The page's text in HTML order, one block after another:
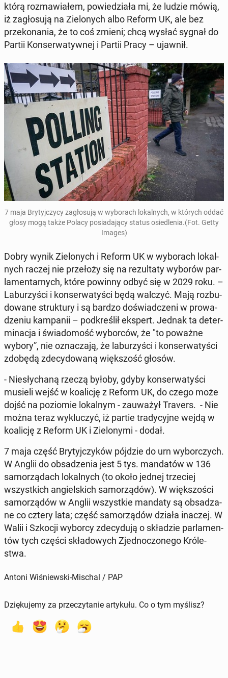
którą roz­ma­wia­łem, po­wie­dzia­ła mi, że ludzie mówią,
iż za­gło­su­ją na Zie­lo­nych albo Reform UK, ale bez
prze­ko­na­nia, że to coś zmieni; chcą wysłać sygnał do
Partii Kon­ser­wa­tyw­nej i Partii Pracy – ujawnił.
7 maja Bry­tyj­czy­cy za­gło­su­ją w wy­bo­rach lo­kal­nych, w których oddać
głosy mogą także Polacy po­sia­da­ją­cy status osie­dle­nia.(Fot. Getty
Images)
Dobry wynik Zie­lo­nych i Reform UK w wy­bo­rach lo­kal­
nych raczej nie prze­ło­ży się na re­zul­ta­ty wyborów par­
la­men­tar­nych, które powinny odbyć się w 2029 roku. –
La­bu­rzy­ści i kon­ser­wa­ty­ści będą walczyć. Mają roz­bu­
do­wa­ne struk­tu­ry i są bardzo do­świad­cze­ni w pro­wa­
dze­niu kam­pa­nii – pod­kre­ślił ekspert. Jednak ta de­ter­
mi­na­cja i świa­do­mość wy­bor­ców, że "to poważne
wybory”, nie ozna­cza­ją, że la­bu­rzy­ści i kon­ser­wa­ty­ści
zdobędą zde­cy­do­wa­ną więk­szość głosów.
- Nie­sły­cha­ną rzeczą byłoby, gdyby kon­ser­wa­ty­ści
musieli wejść w ko­ali­cję z Reform UK, do czego może
dojść na po­zio­mie lo­kal­nym - za­uwa­żył Travers. - Nie
można teraz wy­klu­czyć, iż partie tra­dy­cyj­ne wejdą w
ko­ali­cję z Reform UK i Zie­lo­ny­mi - dodał.
7 maja część Bry­tyj­czy­ków pójdzie do urn wy­bor­czych.
W Anglii do ob­sa­dze­nia jest 5 tys. man­da­tów w 136
sa­mo­rzą­dach lo­kal­nych (to około jednej trze­ciej
wszyst­kich an­giel­skich sa­mo­rzą­dów). W więk­szo­ści
sa­mo­rzą­dów w Anglii wszyst­kie mandaty są ob­sa­dza­
ne co cztery lata; część sa­mo­rzą­dów działa inaczej. W
Walii i Szkocji wyborcy zde­cy­du­ją o skła­dzie par­la­men­
tów tych części skła­do­wych Zjed­no­czo­ne­go Kró­le­
stwa.
Antoni Wiśniewski-Mischal / PAP
Dziękujemy za przeczytanie artykułu. Co o tym myślisz?